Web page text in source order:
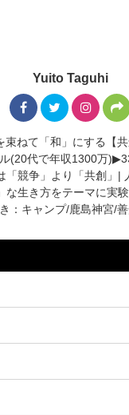
Yuito Taguhi
束ねて「和」にする【
(20代で年収1300万
「競争」より「共創」|
な生き方をテーマに実
：キャンプ/鹿島神宮/